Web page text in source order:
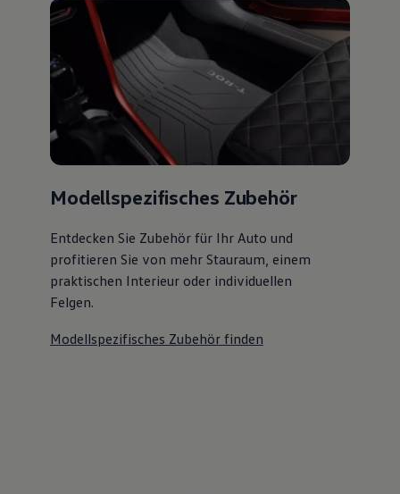
Modellspezifisches Zubehör
Entdecken Sie Zubehör für Ihr Auto und
profitieren Sie von mehr Stauraum, einem
praktischen Interieur oder individuellen
Felgen.
Modellspezifisches Zubehör finden